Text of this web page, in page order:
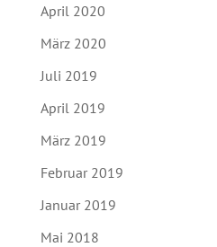
April 2020
März 2020
Juli 2019
April 2019
März 2019
Februar 2019
Januar 2019
Mai 2018